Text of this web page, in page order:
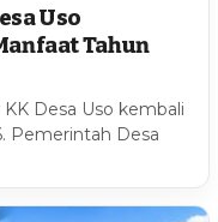
Uso
Tahun
Desa Uso kembali
Pemerintah Desa